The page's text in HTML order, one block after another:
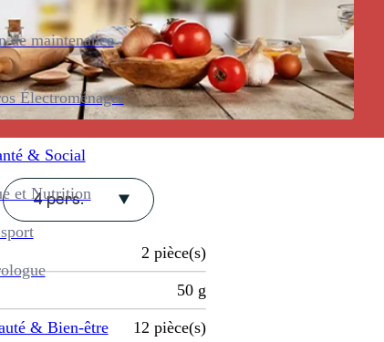
de maintenance
Électroménager
& Social
et Nutrition
& Bien-être
4 pers.
2 pièce(s)
50 g
12 pièce(s)